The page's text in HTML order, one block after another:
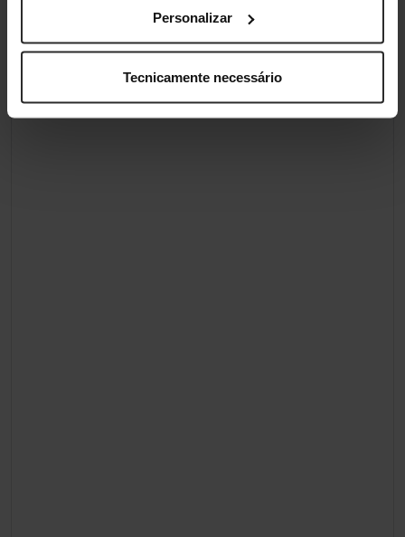
Personalizar
Tecnicamente necessário